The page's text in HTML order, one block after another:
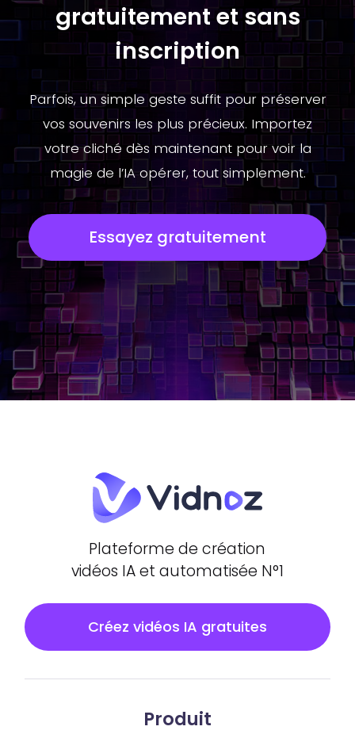
gratuitement et sans
inscription
Parfois, un simple geste suffit pour préserver
vos souvenirs les plus précieux. Importez
votre cliché dès maintenant pour voir la
magie de l’IA opérer, tout simplement.
Essayez gratuitement
Plateforme de création
vidéos IA et automatisée N°1
Créez vidéos IA gratuites
Produit